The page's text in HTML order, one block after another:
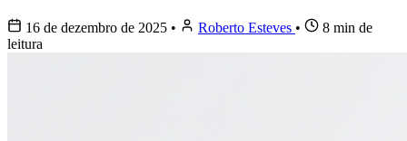
16 de dezembro de 2025 • Roberto Esteves •
8 min de
leitura